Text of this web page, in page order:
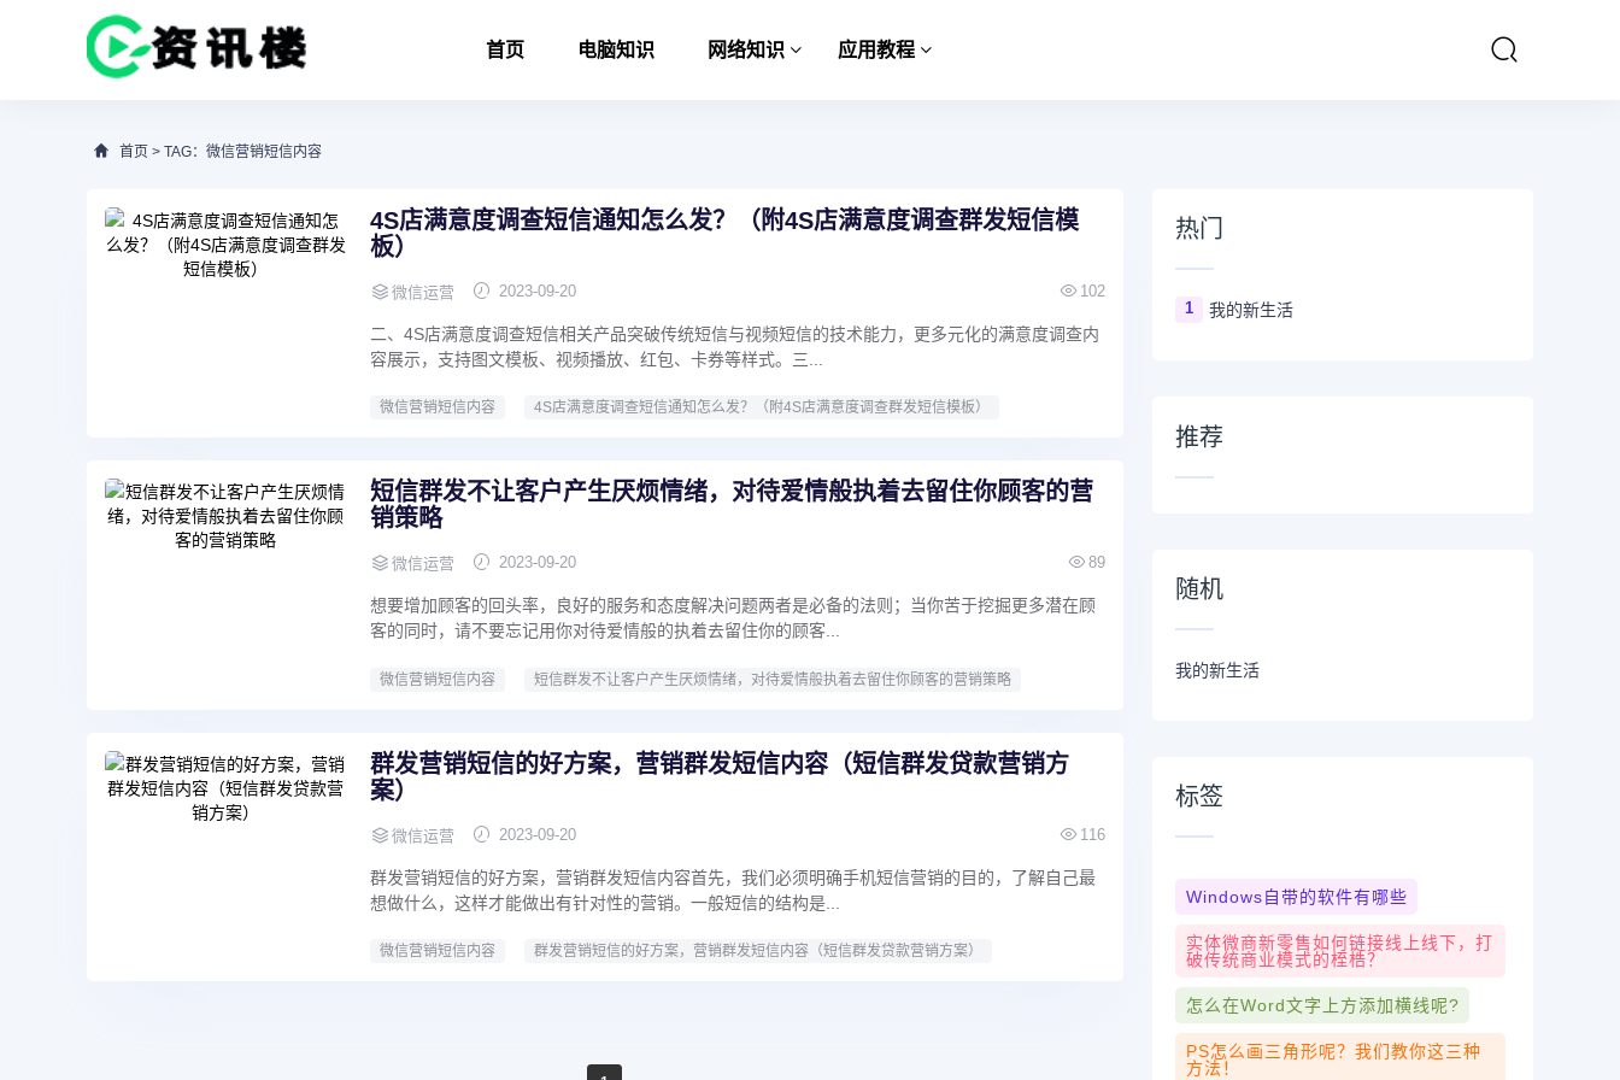
首页 电脑知识 网络知识 应用教程
首页 > TAG：微信营销短信内容
4S店满意度调查短信通知怎么发？（附4S店满意度调查群发短信模
板）
微信运营 2023-09-20 102
二、4S店满意度调查短信相关产品突破传统短信与视频短信的技术能力，更多元化的满意度调查内
容展示，支持图文模板、视频播放、红包、卡券等样式。三...
微信营销短信内容 4S店满意度调查短信通知怎么发？（附4S店满意度调查群发短信模板）
短信群发不让客户产生厌烦情绪，对待爱情般执着去留住你顾客的营
销策略
微信运营 2023-09-20 89
想要增加顾客的回头率，良好的服务和态度解决问题两者是必备的法则；当你苦于挖掘更多潜在顾
客的同时，请不要忘记用你对待爱情般的执着去留住你的顾客...
微信营销短信内容 短信群发不让客户产生厌烦情绪，对待爱情般执着去留住你顾客的营销策略
群发营销短信的好方案，营销群发短信内容（短信群发贷款营销方
案）
微信运营 2023-09-20 116
群发营销短信的好方案，营销群发短信内容首先，我们必须明确手机短信营销的目的，了解自己最
想做什么，这样才能做出有针对性的营销。一般短信的结构是...
微信营销短信内容 群发营销短信的好方案，营销群发短信内容（短信群发贷款营销方案）
热门
1 我的新生活
推荐
随机
我的新生活
标签
Windows自带的软件有哪些
实体微商新零售如何链接线上线下，打
破传统商业模式的桎梏？
怎么在word文字上方添加横线呢?
PS怎么画三角形呢？我们教你这三种
方法！